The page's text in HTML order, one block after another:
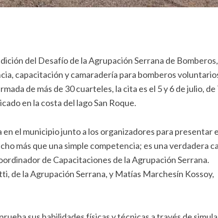
del Desafío de la Agrupación Serrana de
capacitación y camaradería para bomberos
de más de 30 cuarteles, la cita es el 5 y 6 de julio, de
en la costa del lago San Roque.
el municipio junto a los organizadores para presentar
más que una simple competencia; es una verdadera
de Capacitaciones de la Agrupación Serrana.
de la Agrupación Serrana, y Matías Marchesín Kossoy,